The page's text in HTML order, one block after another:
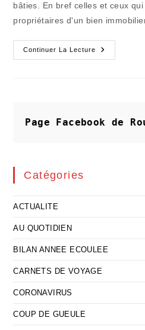
bâties. En bref celles et ceux
propriétaires d'un bien
Continuer La Lecture
L’avenir
Inquiétant
Page Facebook de
Catégories
ACTUALITE
AU QUOTIDIEN
BILAN ANNEE ECOULEE
CARNETS DE VOYAGE
CORONAVIRUS
COUP DE GUEULE